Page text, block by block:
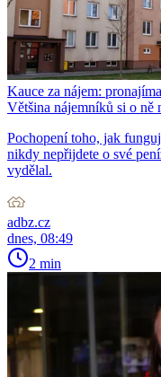
Kauce za nájem:
Většina nájemníků si o ně
Pochopení toho, jak
nikdy nepřijdete o své
vydělal.
adbz.cz
dnes, 08:49
2 min